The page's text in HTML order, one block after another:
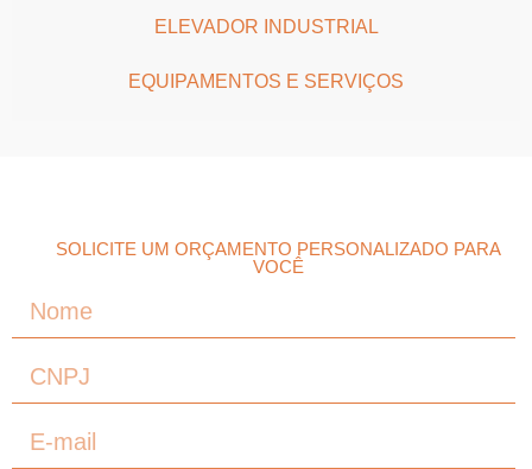
ELEVADOR INDUSTRIAL
EQUIPAMENTOS E SERVIÇOS
SOLICITE UM ORÇAMENTO PERSONALIZADO PARA
VOCÊ